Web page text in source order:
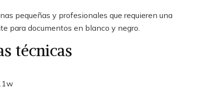
pequeñas y profesionales que requieren una
para documentos en blanco y negro.
técnicas